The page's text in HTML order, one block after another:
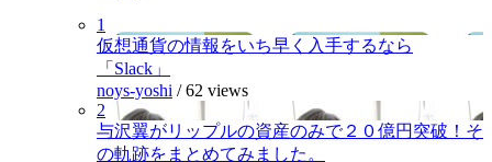
1
仮想通貨の情報をいち早く入手するなら
「Slack」
noys-yoshi /62 views
2
与沢翼がリップルの資産のみで２０億円突破！そ
の軌跡をまとめてみました。